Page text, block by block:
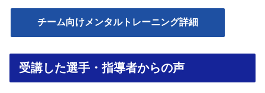
チーム向けメンタルトレーニング詳細
受講した選手・指導者からの声